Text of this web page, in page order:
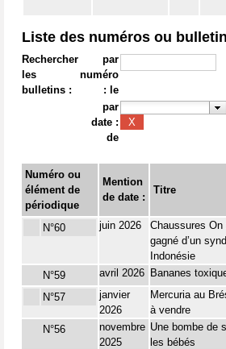
Liste des numéros ou
Rechercher
les
bulletins :
par
numéro
: le
par
date :
de
Numéro ou
élément de
périodique
Mention
de date :
Titre
N°60 juin 2026
Chaussures
gagné d’un
Indonésie
N°59 avril 2026 Bananes
N°57
janvier
2026
Mercuria au
à vendre
N°56
novembre
2025
Une bombe de
les bébés